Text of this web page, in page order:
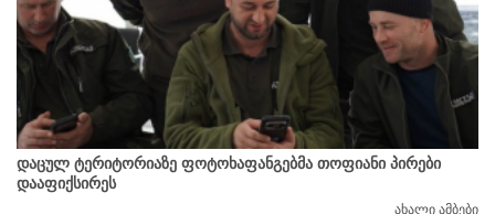
დაცულ ტერიტორიაზე ფოტოხაფანგებმა თოფიანი პირები
დააფიქსირეს
ახალი ამბები